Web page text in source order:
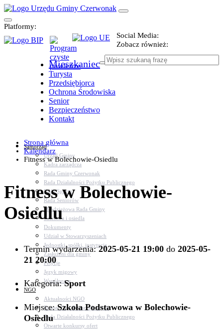
Platformy:
Social Media:
Zobacz również:
Mieszkaniec
Turysta
Przedsiębiorca
Ochrona Środowiska
Senior
Bezpieczeństwo
Kontakt
Samorząd
Urząd Gminy
Kadra zarządcza
Rada Gminy Czerwonak
Rada Działalności Pożytku Publicznego
Rada Sportu
Rada Seniorów
Młodzieżowa Rada Gminy
Sołectwa i osiedla
Dokumenty
Udział w Stowarzyszeniach
Jednostki, spółki, instytucje
Zasłużeni dla gminy
Petycje
Język migowy
Współpraca
NGO
Aktualności NGO
Rejestr Org. Pozarządowych
Rada Działalności Pożytku Publicznego
Otwarte konkursy ofert
Strona główna
Kalendarz
Fitness w Bolechowie-Osiedlu
Fitness w Bolechowie-
Osiedlu
Termin wydarzenia:2025-05-21 19:00 do 2025-05-
21 20:00
Kategoria:Sport
Miejsce:Szkoła Podstawowa w Bolechowie-
Osiedlu